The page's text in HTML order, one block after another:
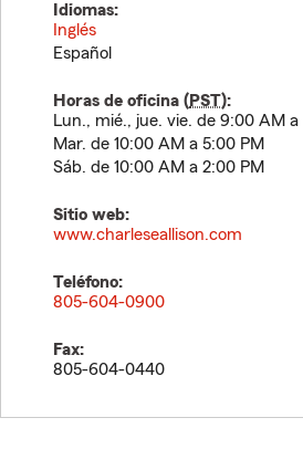
Idiomas:
Inglés
Español
Horas de oficina (PST):
Lun., mié., jue. vie. de 9:00 AM a
Mar. de 10:00 AM a 5:00 PM
Sáb. de 10:00 AM a 2:00 PM
Sitio web:
www.charleseallison.com
Teléfono:
805-604-0900
Fax:
805-604-0440